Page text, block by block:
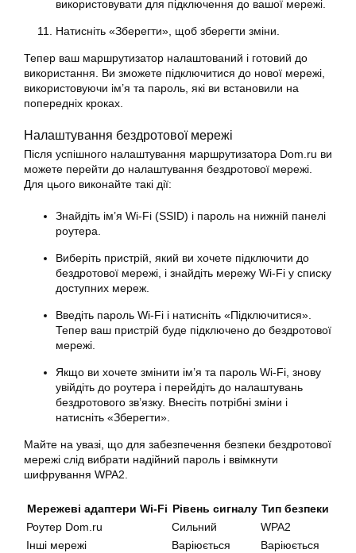
використовувати для підключення до вашої мережі.
Натисніть «Зберегти», щоб зберегти зміни.
Тепер ваш маршрутизатор налаштований і готовий до
використання. Ви зможете підключитися до нової мережі,
використовуючи ім’я та пароль, які ви встановили на
попередніх кроках.
Налаштування бездротової мережі
Після успішного налаштування маршрутизатора Dom.ru ви
можете перейти до налаштування бездротової мережі.
Для цього виконайте такі дії:
Знайдіть ім’я Wi-Fi (SSID) і пароль на нижній панелі
роутера.
Виберіть пристрій, який ви хочете підключити до
бездротової мережі, і знайдіть мережу Wi-Fi у списку
доступних мереж.
Введіть пароль Wi-Fi і натисніть «Підключитися».
Тепер ваш пристрій буде підключено до бездротової
мережі.
Якщо ви хочете змінити ім’я та пароль Wi-Fi, знову
увійдіть до роутера і перейдіть до налаштувань
бездротового зв’язку. Внесіть потрібні зміни і
натисніть «Зберегти».
Майте на увазі, що для забезпечення безпеки бездротової
мережі слід вибрати надійний пароль і ввімкнути
шифрування WPA2.
Мережеві адаптери Wi-Fi Рівень сигналу Тип безпеки
Роутер Dom.ru
Сильний
WPA2
Інші мережі
Варіюється Варіюється